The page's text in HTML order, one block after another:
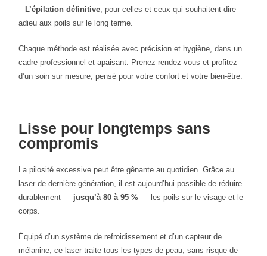
– L’épilation définitive , pour celles et ceux qui souhaitent dire
adieu aux poils sur le long terme.
Chaque méthode est réalisée avec précision et hygiène, dans un
cadre professionnel et apaisant. Prenez rendez-vous et profitez
d’un soin sur mesure, pensé pour votre confort et votre bien-être.
Lisse pour longtemps sans
compromis
La pilosité excessive peut être gênante au quotidien. Grâce au
laser de dernière génération, il est aujourd’hui possible de réduire
durablement — jusqu’à 80 à 95 %— les poils sur le visage et le
corps.
Équipé d’un système de refroidissement et d’un capteur de
mélanine, ce laser traite tous les types de peau, sans risque de